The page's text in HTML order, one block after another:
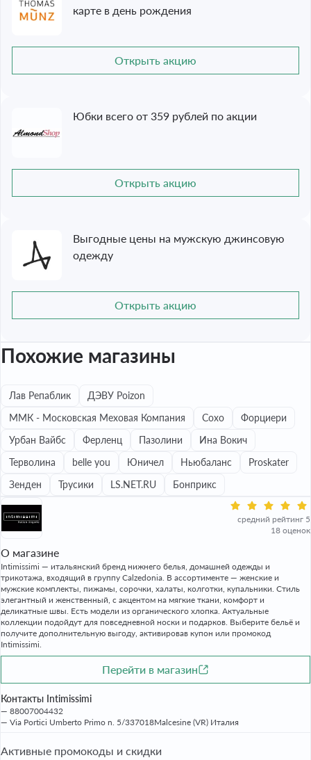
карте в день рождения
Открыть акцию
Юбки всего от 359 рублей по акции
Открыть акцию
Выгодные цены на мужскую джинсовую
одежду
Открыть акцию
Похожие магазины
Лав Репаблик
ДЭВУ Poizon
ММК - Московская Меховая Компания
Сохо
Форциери
Урбан Вайбс
Ферленц Пазолини
Ина Вокич
Терволина
belle you Юничел Ньюбаланс
Proskater
Зенден
Трусики LS.NET.RU Бонприкс
средний рейтинг 5
18 оценок
О магазине
Intimissimi — итальянский бренд нижнего белья, домашней одежды и
трикотажа, входящий в группу Calzedonia. В ассортименте — женские и
мужские комплекты, пижамы, сорочки, халаты, колготки, купальники. Стиль
элегантный и женственный, с акцентом на мягкие ткани, комфорт и
деликатные швы. Есть модели из органического хлопка. Актуальные
коллекции подойдут для повседневной носки и подарков. Выберите бельё и
получите дополнительную выгоду, активировав купон или промокод
Intimissimi.
Перейти в магазин
Контакты Intimissimi
88007004432
Via Portici Umberto Primo n. 5/337018Malcesine (VR) Италия
Активные промокоды и скидки